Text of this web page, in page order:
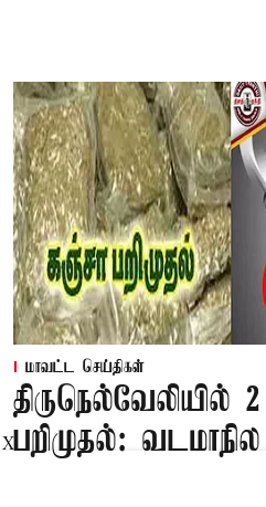
மாவட்ட செய்திகள்
திருநெல்வேலியில்
பறிமுதல்:
X